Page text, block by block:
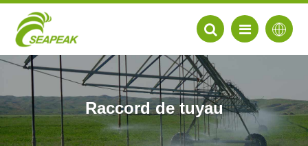
Raccord de tuyau